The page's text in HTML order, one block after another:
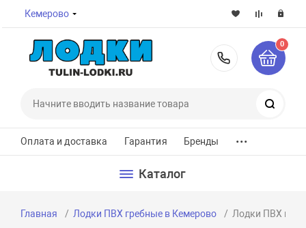
Кемерово
8-800-
0
Оплата и доставка Гарантия Бренды ...
Каталог
Главная Лодки ПВХ гребные в Кемерово Лодки ПВХ